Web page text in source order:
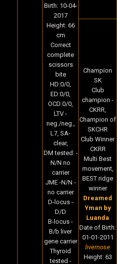
Birth: 10-04-
2017
Height: 66
cm
Correct
complete
scissors
bite
HD:0/0,
ED:0/0,
OCD:0/0,
LTV -
neg./neg.,
L7, SA-
clear,
DM tested: -
N/N no
carrier
JME -N/N -
no carrier
D-locus -
D/D
B-locus -
B/b liver
gene carrier
Thyroid
tested -
Champion
SK
Club
champion -
CKRR,
Champion of
SKCHR
Club Winner
CKRR
Multi Best
movement,
BEST ridge
winner
Dreamed
Yman by
Luanda
Date of Birth:
01-01-2011
livernose
Height: 63